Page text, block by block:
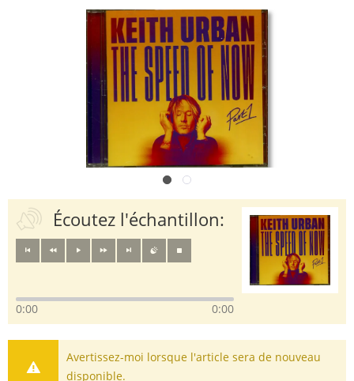
Écoutez l'échantillon:
0:00 0:00
Avertissez-moi lorsque l'article sera de nouveau
disponible.